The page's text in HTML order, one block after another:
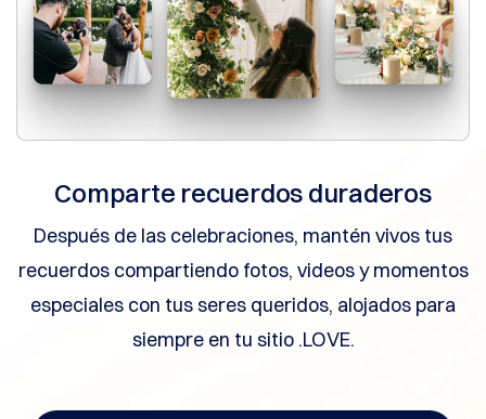
Comparte recuerdos duraderos
Después de las celebraciones, mantén vivos tus
recuerdos compartiendo fotos, videos y momentos
especiales con tus seres queridos, alojados para
siempre en tu sitio .LOVE.